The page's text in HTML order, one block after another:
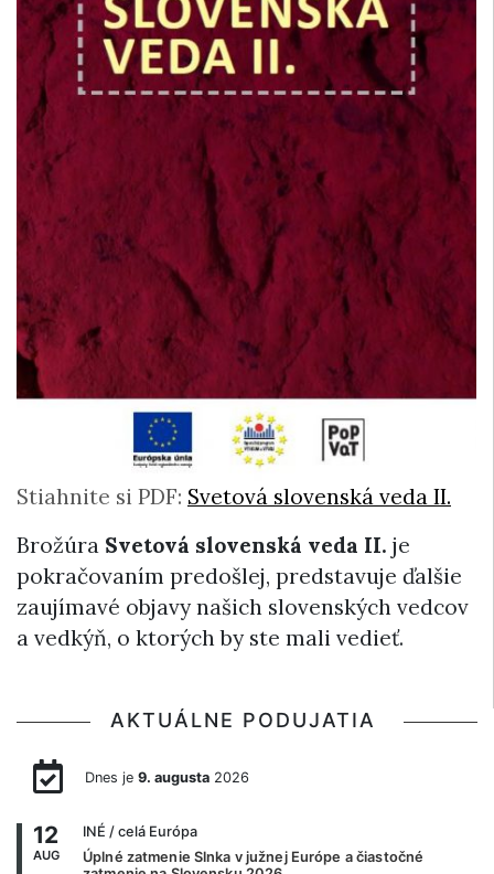
Stiahnite si PDF: Svetová slovenská veda II.
Brožúra Svetová slovenská veda II. je
pokračovaním predošlej, predstavuje ďalšie
zaujímavé objavy našich slovenských vedcov
a vedkýň, o ktorých by ste mali vedieť.
AKTUÁLNE PODUJATIA
Dnes je 9. augusta2026
12
AUG
INÉ / celá Európa
Úplné zatmenie Slnka v južnej Európe a čiastočné